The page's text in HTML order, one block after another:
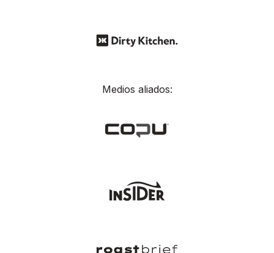
Medios aliados: